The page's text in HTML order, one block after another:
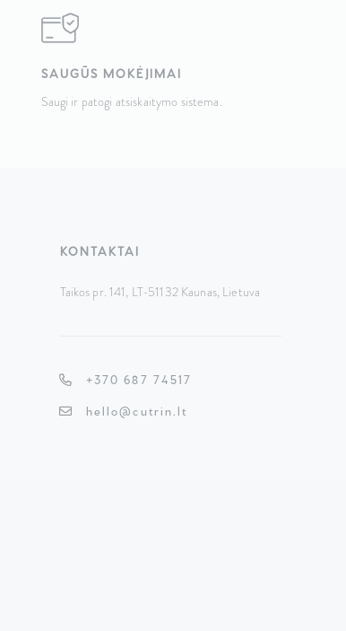
SAUGŪS MOKĖJIMAI
Saugi ir patogi atsiskaitymo sistema.
KONTAKTAI
Taikos pr. 141, LT-51132 Kaunas, Lietuva
+370 687 74517
hello@cutrin.lt